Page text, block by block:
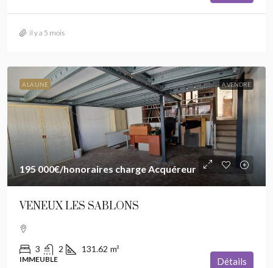
il y a 5 mois
A LA UNE A VENDRE
195 000€/honoraires charge Acquéreur
VENEUX LES SABLONS
3 2 131.62 m²
IMMEUBLE Détails